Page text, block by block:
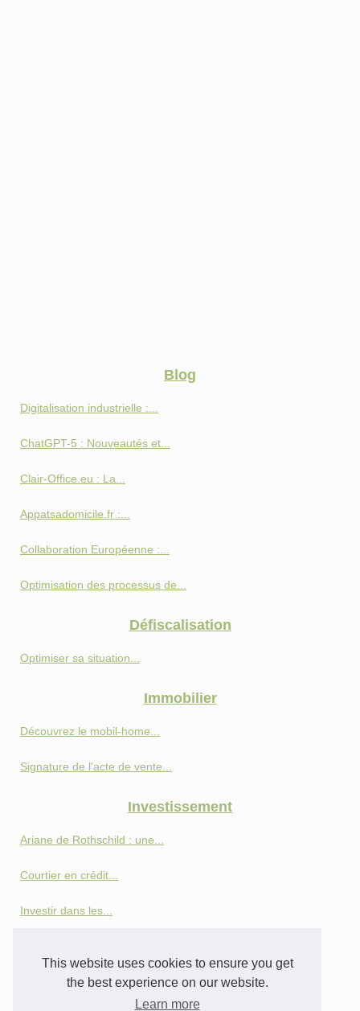
This website uses cookies to ensure you get
the best experience on our website.
Learn more
Blog
Digitalisation industrielle :...
ChatGPT-5 : Nouveautés et...
Clair-Office.eu : La...
Appatsadomicile.fr :...
Collaboration Européenne :...
Optimisation des processus de...
Défiscalisation
Optimiser sa situation...
Immobilier
Découvrez le mobil-home...
Signature de l'acte de vente...
Investissement
Ariane de Rothschild : une...
Courtier en crédit...
Investir dans les...
Crypto 2025: Les Actifs...